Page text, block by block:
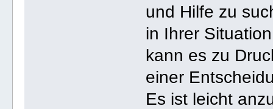
und Hilfe zu
in Ihrer
kann es zu
einer
Es ist leicht